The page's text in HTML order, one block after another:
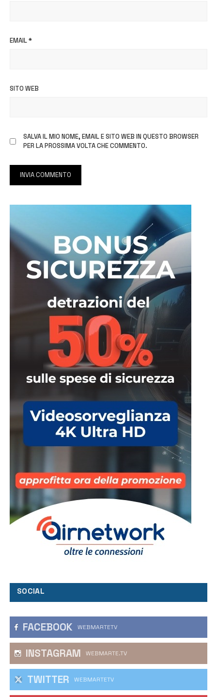
EMAIL*
SITO WEB
SALVA IL MIO NOME, EMAIL E SITO WEB IN QUESTO BROWSER
PER LA PROSSIMA VOLTA CHE COMMENTO.
SOCIAL
FACEBOOK WEBMARTETV
INSTAGRAM WEBMARTE.TV
TWITTER WEBMARTETV